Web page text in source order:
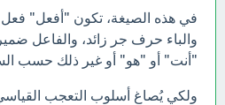
في هذه الصيغة، تكون "أفعل"
والباء حرف جر زائد، والفاعل
"أنت" أو "هو" أو غير ذلك حسب
ولكي يُصاغ أسلوب التعجب